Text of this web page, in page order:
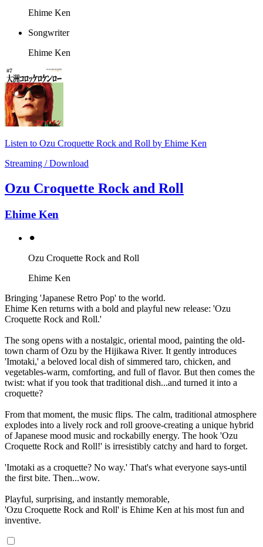
Ehime Ken
Songwriter
Ehime Ken
Listen to Ozu Croquette Rock and Roll by Ehime Ken
Streaming / Download
Ozu Croquette Rock and Roll
Ehime Ken
⚫︎
Ozu Croquette Rock and Roll
Ehime Ken
Bringing 'Japanese Retro Pop' to the world.
Ehime Ken returns with a bold and playful new release: 'Ozu
Croquette Rock and Roll.'
The song opens with a nostalgic, oriental mood, painting the old-
town charm of Ozu by the Hijikawa River. It gently introduces
'Imotaki,' a beloved local dish of simmered taro, chicken, and
vegetables-warm, comforting, and full of flavor. But then comes the
twist: what if you took that traditional dish...and turned it into a
croquette?
From that moment, the music flips. The calm, traditional atmosphere
explodes into a lively rock and roll groove-creating a unique hybrid
of Japanese mood music and rockabilly energy. The hook 'Ozu
Croquette Rock and Roll!' is irresistibly catchy and hard to forget.
'Imotaki as a croquette? No way.' That's what everyone says-until
the first bite. Then...wow.
Playful, surprising, and instantly memorable,
'Ozu Croquette Rock and Roll' is Ehime Ken at his most fun and
inventive.